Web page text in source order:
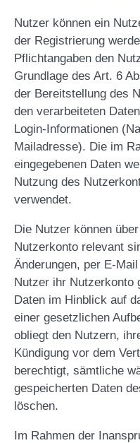
Nutzer können ein
der Registrierung
Pflichtangaben den
Grundlage des Art. 6
der Bereitstellung des
den verarbeiteten
Login-Informationen
Mailadresse). Die im
eingegebenen Daten
Nutzung des
verwendet.
Die Nutzer können
Nutzerkonto relevant
Änderungen, per E-
Nutzer ihr Nutzerkonto
Daten im Hinblick auf
einer gesetzlichen
obliegt den Nutzern,
Kündigung vor dem
berechtigt, sämtliche
gespeicherten Daten
löschen.
Im Rahmen der